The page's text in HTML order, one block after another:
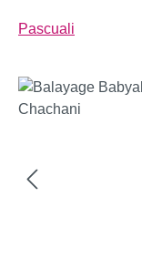
Pascuali
Bildergalerie